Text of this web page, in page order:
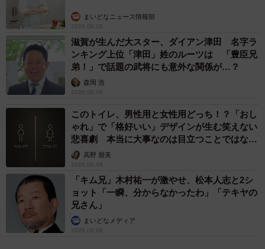
まず考えられることとして、おはようリプをあちこちに送
り続けるおじさんは、基本的にかまってちゃんなのです。
返事を求める図々しい人やいいねなどのアクションがある
だけでOKな人、リプを送るだけで満足な人など挨拶の目的
もさまざまです。ただ、共通してセクシー女優に「見てほ
しい」と思っている気持ちがあるのは間違いないでしょ
う。
また“おはようおじさん”を極めると、セクシー女優だけでな
くグラドルや地下ドルなど、見境なく大量に挨拶リプを送
ります。こういった人々の返信欄を覗くと「おはよう、良
い天気だね。今日も1日ファイト」が20人分続くような光景
が見られるので、「あぁ、かまってほしいんだな」という
まいどなニュース情報部
2026.08.09
滋賀が生んだ大スター、ダイアン津田 名字ラ
ンキング上位「津田」姓のルーツは 「豊臣兄
弟！」で話題の武将にも意外な関係が…？
森岡 浩
2026.08.09
このトイレ、男性用と女性用どっち！？「おし
ゃれ」で「格好いい」デザインが生む笑えない
悲喜劇 本当に大事なのは目立つことではな
く…高野 朋美
2026.08.09
「キム兄」木村祐一が激やせ、松本人志と2シ
ョット「一瞬、分からなかったわ」「テキヤの
兄さん」
まいどなメディア
2026.08.09